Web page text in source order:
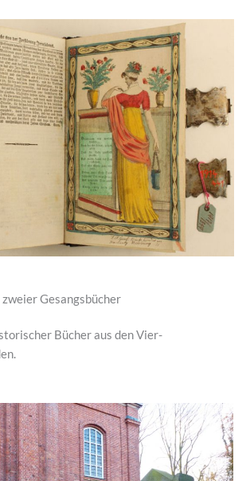
Gesangsbücher
Bücher aus den Vier-